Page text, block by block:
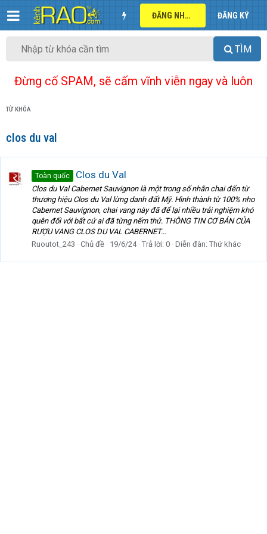
ĐĂNG NHẬP ĐĂNG KÝ
TÌM
Đừng cố SPAM, sẽ cấm vĩnh viễn ngay và luôn
TỪ KHÓA
clos du val
Toàn quốc Clos du Val
Clos du Val Cabernet Sauvignon là một trong số nhãn chai đến từ
thương hiệu Clos du Val lừng danh đất Mỹ. Hình thành từ 100% nho
Cabernet Sauvignon, chai vang này đã để lại nhiều trải nghiệm khó
quên đối với bất cứ ai đã từng nếm thử. THÔNG TIN CƠ BẢN CỦA
RƯỢU VANG CLOS DU VAL CABERNET...
Ruoutot_243
Chủ đề 19/6/24 Trả lời: 0 Diễn đàn: Thứ khác